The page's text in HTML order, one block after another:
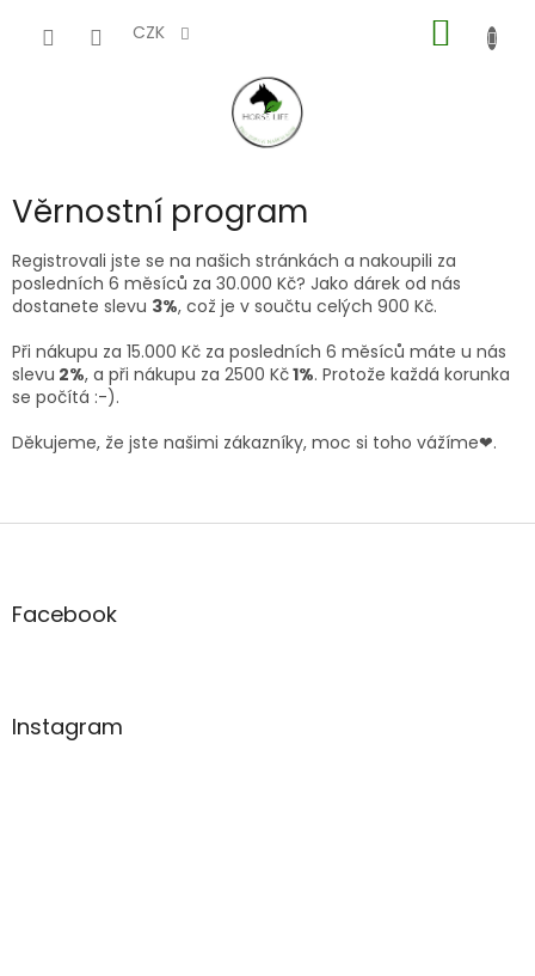
CZK
KOŠÍK
Věrnostní program
Registrovali jste se na našich stránkách a nakoupili za
posledních 6 měsíců za 30.000 Kč? Jako dárek od nás
dostanete slevu 3%, což je v součtu celých 900 Kč.
Při nákupu za 15.000 Kč za posledních 6 měsíců máte u nás
slevu 2%, a při nákupu za 2500 Kč1%. Protože každá korunka
se počítá :-).
Děkujeme, že jste našimi zákazníky, moc si toho vážíme❤.
Z
aFacebook
Instagram